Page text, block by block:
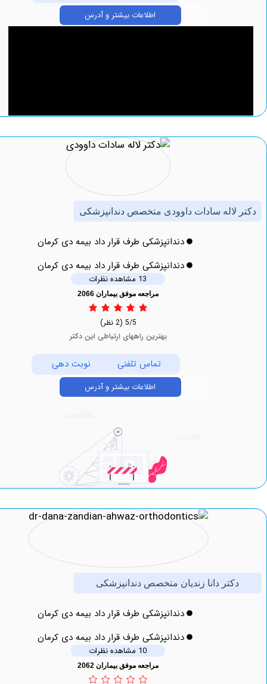
اطلاعات بیشتر و آدرس
سادات داوودی متخصص دندانپزشکی
دندانپزشکی طرف قرار داد بیمه دی کرمان
دندانپزشکی طرف قرار داد بیمه دی کرمان
مراجعه موفق بیماران 2066
بهترین راههای ارتباطی این دکتر
تماس تلفنی نوبت دهی
اطلاعات بیشتر و آدرس
دانا زندیان متخصص دندانپزشکی
دندانپزشکی طرف قرار داد بیمه دی کرمان
دندانپزشکی طرف قرار داد بیمه دی کرمان
مراجعه موفق بیماران 2062